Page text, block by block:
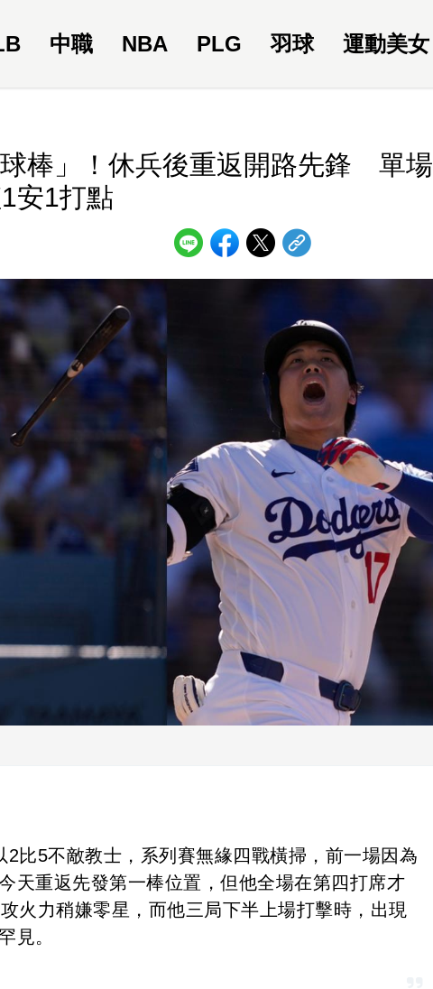
中職 NBA PLG 羽球 運動美女
棒」！休兵後重返開路先鋒 單場
安1打點
比5不敵教士，系列賽無緣四戰橫掃，前一場因為
天重返先發第一棒位置，但他全場在第四打席才
火力稍嫌零星，而他三局下半上場打擊時，出現
見。